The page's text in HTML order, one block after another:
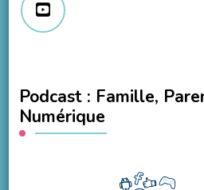
Podcast : Famille,
Numérique